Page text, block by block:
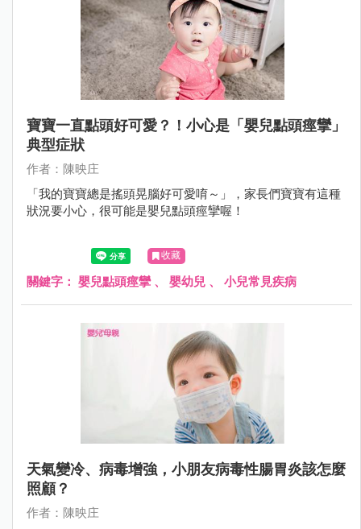
寶寶一直點頭好可愛？！小心是「嬰兒點頭痙攣」
典型症狀
作者：陳映庄
「我的寶寶總是搖頭晃腦好可愛唷～」，家長們寶寶有這種
狀況要小心，很可能是嬰兒點頭痙攣喔！
收藏
關鍵字： 嬰兒點頭痙攣、 嬰幼兒 、 小兒常見疾病
天氣變冷、病毒增強，小朋友病毒性腸胃炎該怎麼
照顧？
作者：陳映庄